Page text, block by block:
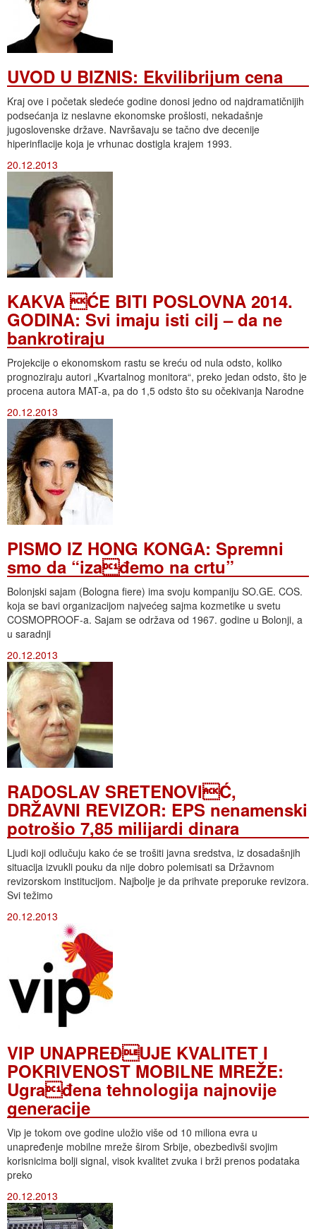
UVOD U BIZNIS: Ekvilibrijum cena
Kraj ove i početak sledeće godine donosi jedno od najdramatičnijih
podsećanja iz neslavne ekonomske prošlosti, nekadašnje
jugoslovenske države. Navršavaju se tačno dve decenije
hiperinflacije koja je vrhunac dostigla krajem 1993.
20.12.2013
KAKVA ĆE BITI POSLOVNA 2014.
GODINA: Svi imaju isti cilj – da ne
bankrotiraju
Projekcije o ekonomskom rastu se kreću od nula odsto, koliko
prognoziraju autori „Kvartalnog monitora“, preko jedan odsto, što je
procena autora MAT-a, pa do 1,5 odsto što su očekivanja Narodne
20.12.2013
PISMO IZ HONG KONGA: Spremni
smo da “izađemo na crtu”
Bolonjski sajam (Bologna fiere) ima svoju kompaniju SO.GE. COS.
koja se bavi organizacijom najvećeg sajma kozmetike u svetu
COSMOPROOF-a. Sajam se održava od 1967. godine u Bolonji, a
u saradnji
20.12.2013
RADOSLAV SRETENOVIĆ,
DRŽAVNI REVIZOR: EPS nenamenski
potrošio 7,85 milijardi dinara
Ljudi koji odlučuju kako će se trošiti javna sredstva, iz dosadašnjih
situacija izvukli pouku da nije dobro polemisati sa Državnom
revizorskom institucijom. Najbolje je da prihvate preporuke revizora.
Svi težimo
20.12.2013
VIP UNAPREĐUJE KVALITET I
POKRIVENOST MOBILNE MREŽE:
Ugrađena tehnologija najnovije
generacije
Vip je tokom ove godine uložio više od 10 miliona evra u
unapređenje mobilne mreže širom Srbije, obezbedivši svojim
korisnicima bolji signal, visok kvalitet zvuka i brži prenos podataka
preko
20.12.2013